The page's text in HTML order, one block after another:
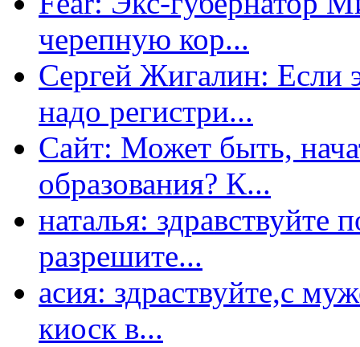
черепную кор...
Сергей Жигалин: Если
надо регистри...
Сайт: Может быть,
образования? К...
наталья: здравствуйте
разрешите...
асия: здраствуйте,с
киоск в...